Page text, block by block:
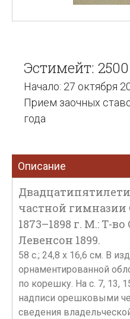
Эстимейт:
Начало: 27 октября
Прием заочных
года
Описание
частной гимназии
1873–1898 г. М.: Т-
Левенсон 1899.
58 с.; 24,8 x 16,6 см. В
орнаментированной
по корешку. На с. 7, 13,
надписи орешковыми
сведения